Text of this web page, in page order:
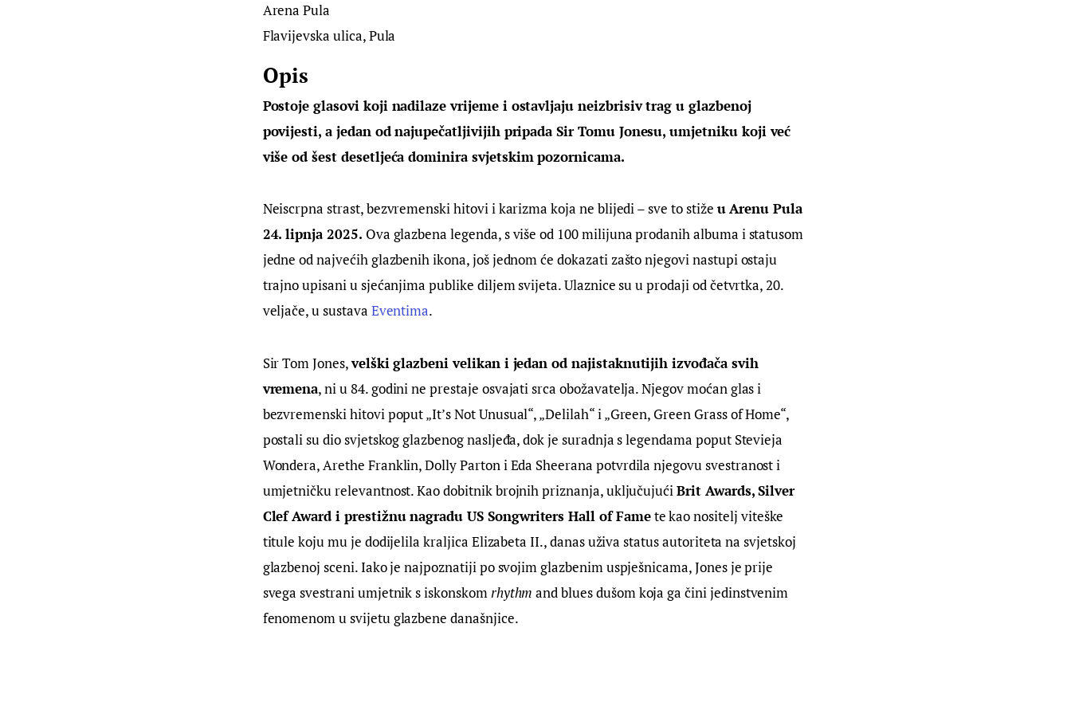
Arena Pula
Flavijevska ulica, Pula
Opis
Postoje glasovi koji nadilaze vrijeme i ostavljaju neizbrisiv trag u glazbenoj
povijesti, a jedan od najupečatljivijih pripada Sir Tomu Jonesu, umjetniku koji već
više od šest desetljeća dominira svjetskim pozornicama.
Neiscrpna strast, bezvremenski hitovi i karizma koja ne blijedi – sve to stiže u Arenu Pula
24. lipnja 2025. Ova glazbena legenda, s više od 100 milijuna prodanih albuma i statusom
jedne od najvećih glazbenih ikona, još jednom će dokazati zašto njegovi nastupi ostaju
trajno upisani u sjećanjima publike diljem svijeta. Ulaznice su u prodaji od četvrtka, 20.
veljače, u sustava Eventima.
Sir Tom Jones,velški glazbeni velikan i jedan od najistaknutijih izvođača svih
vremena, ni u 84. godini ne prestaje osvajati srca obožavatelja. Njegov moćan glas i
bezvremenski hitovi poput „It’s Not Unusual“, „Delilah“ i „Green, Green Grass of Home“,
postali su dio svjetskog glazbenog nasljeđa, dok je suradnja s legendama poput Stevieja
Wondera, Arethe Franklin, Dolly Parton i Eda Sheerana potvrdila njegovu svestranost i
umjetničku relevantnost. Kao dobitnik brojnih priznanja, uključujućiBrit Awards, Silver
Clef Award i prestižnu nagradu US Songwriters Hall of Famete kao nositelj viteške
titule koju mu je dodijelila kraljica Elizabeta II., danas uživa status autoriteta na svjetskoj
glazbenoj sceni. Iako je najpoznatiji po svojim glazbenim uspješnicama, Jones je prije
svega svestrani umjetnik s iskonskom rhythm and blues dušom koja ga čini jedinstvenim
fenomenom u svijetu glazbene današnjice.